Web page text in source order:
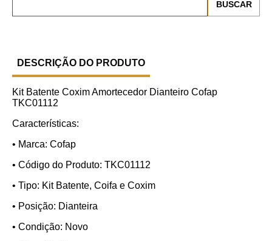
DESCRIÇÃO DO PRODUTO
Kit Batente Coxim Amortecedor Dianteiro Cofap
TKC01112
Características:
• Marca: Cofap
• Código do Produto: TKC01112
• Tipo: Kit Batente, Coifa e Coxim
• Posição: Dianteira
• Condição: Novo